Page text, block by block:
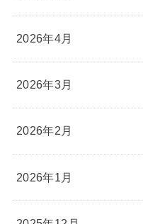
2026年4月
2026年3月
2026年2月
2026年1月